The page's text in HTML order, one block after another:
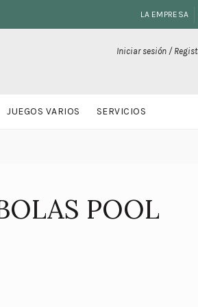
LA EMPRESA
Iniciar sesión /
JUEGOS VARIOS SERVICIOS
POOL